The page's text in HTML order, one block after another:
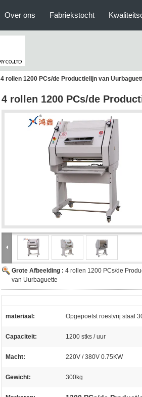
Over ons Fabriekstocht
4 rollen 1200 PCs/de Productielijn van
4 rollen 1200 PCs/de
Grote Afbeelding : 4 rollen 1200 PCs/de
van Uurbaguette
materiaal: Opgepoetst roestvrij staal
Capaciteit: 1200 stks / uur
Macht: 220V / 380V 0.75KW
Gewicht: 300kg